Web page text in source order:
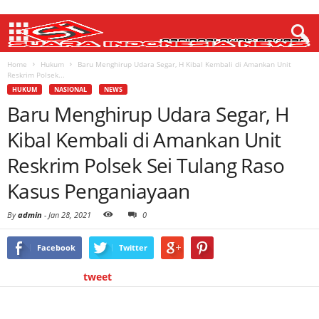
Home Hukum
Baru Menghirup Udara Segar, H Kibal Kembali di Amankan Unit
Reskrim Polsek...
HUKUM NASIONAL NEWS
Baru Menghirup Udara Segar, H
Kibal Kembali di Amankan Unit
Reskrim Polsek Sei Tulang Raso
Kasus Penganiayaan
Byadmin - Jan 28, 2021 0
Facebook Twitter
tweet